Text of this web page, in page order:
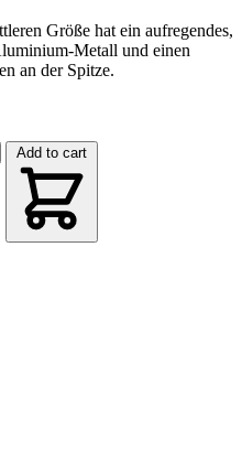
Größe hat ein aufregendes,
Metall und einen
an der Spitze.
Add to cart